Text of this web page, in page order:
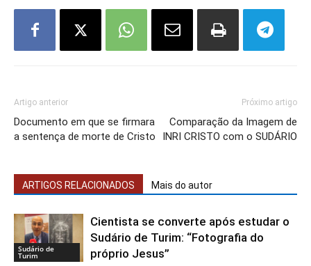
Artigo anterior
Documento em que se firmara
a sentença de morte de Cristo
Próximo artigo
Comparação da Imagem de
INRI CRISTO com o SUDÁRIO
ARTIGOS RELACIONADOS Mais do autor
Sudário de
Turim
Cientista se converte após estudar o
Sudário de Turim: “Fotografia do
próprio Jesus”